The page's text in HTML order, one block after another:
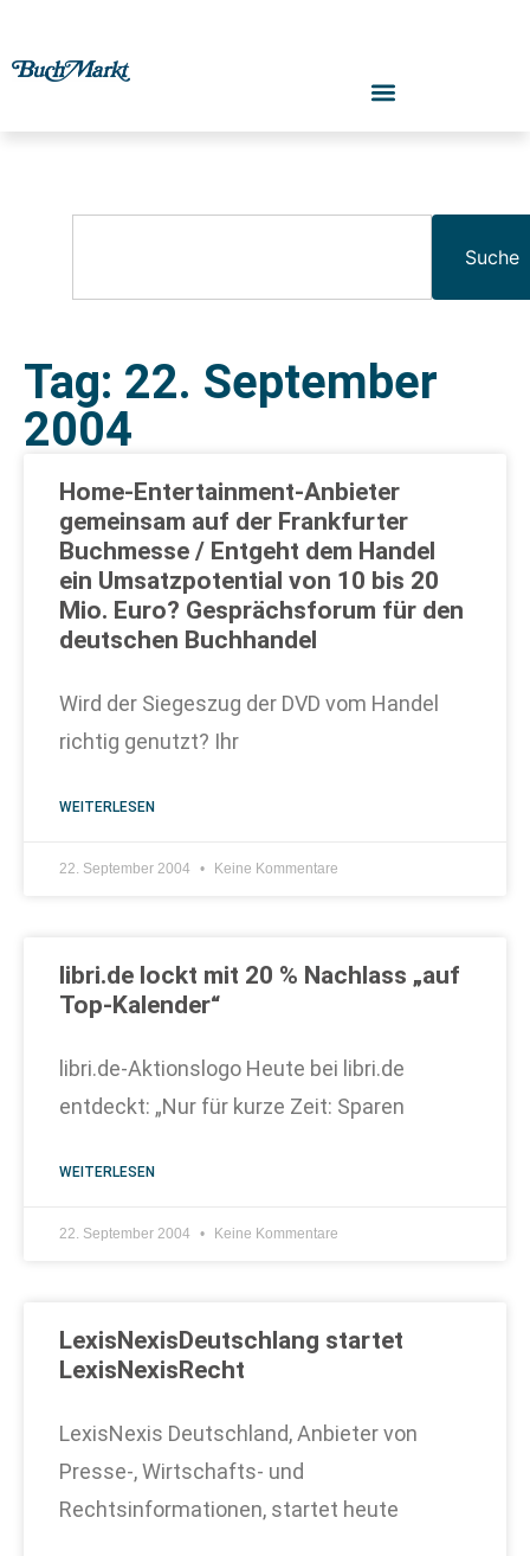
Suche
Tag: 22. September
2004
Home-Entertainment-Anbieter
gemeinsam auf der Frankfurter
Buchmesse / Entgeht dem Handel
ein Umsatzpotential von 10 bis 20
Mio. Euro? Gesprächsforum für den
deutschen Buchhandel
Wird der Siegeszug der DVD vom Handel
richtig genutzt? Ihr
WEITERLESEN
22. September 2004 Keine Kommentare
libri.de lockt mit 20 % Nachlass „auf
Top-Kalender“
libri.de-Aktionslogo Heute bei libri.de
entdeckt: „Nur für kurze Zeit: Sparen
WEITERLESEN
22. September 2004 Keine Kommentare
LexisNexisDeutschlang startet
LexisNexisRecht
LexisNexis Deutschland, Anbieter von
Presse-, Wirtschafts- und
Rechtsinformationen, startet heute